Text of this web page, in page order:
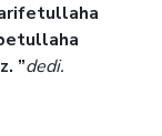
”dedi.